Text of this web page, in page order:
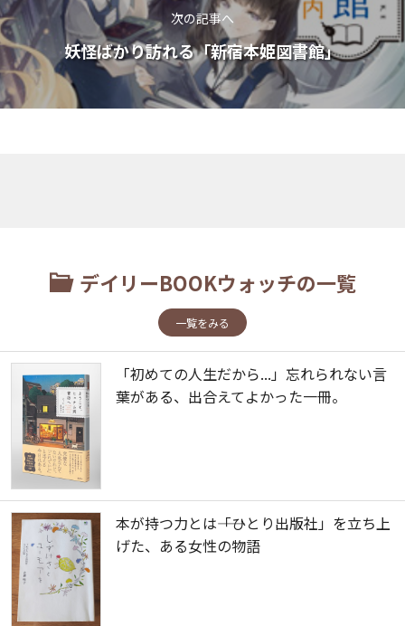
次の記事へ
妖怪ばかり訪れる「新宿本姫図書館」
デイリーBOOKウォッチの一覧
一覧をみる
「初めての人生だから...」忘れられない言
葉がある、出合えてよかった一冊。
本が持つ力とは――「ひとり出版社」を立ち上
げた、ある女性の物語